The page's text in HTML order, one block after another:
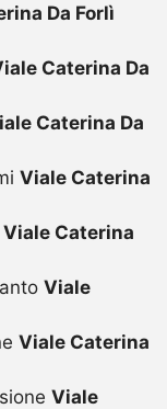
Da Forlì
Caterina Da
Caterina Da
Viale Caterina
Viale Caterina
Viale
Viale Caterina
Viale